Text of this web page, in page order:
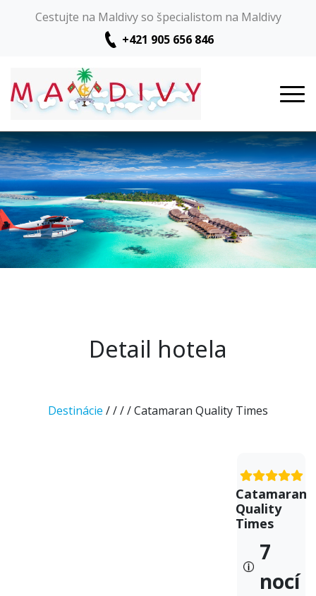
Cestujte na Maldivy so špecialistom na Maldivy
+421 905 656 846
Detail hotela
Destinácie //// Catamaran Quality Times
Catamaran
Quality
Times
7
nocí